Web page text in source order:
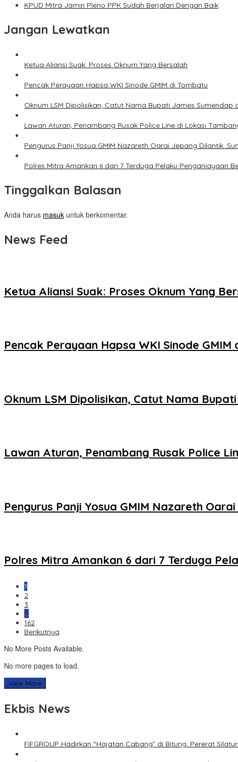
KPUD Mitra Jamin Pleno PPK Sudah Berjalan Dengan Baik
Jangan Lewatkan
Ketua Aliansi Suak: Proses Oknum Yang Bersalah
Pencak Perayaan Hapsa WKI Sinode GMIM di Tombatu
Oknum LSM Dipolisikan, Catut Nama Bupati James Sumendap
Lawan Aturan, Penambang Rusak Police Line di Lokasi
Pengurus Panji Yosua GMIM Nazareth Oarai Jepang Dilantik.
Polres Mitra Amankan 6 dari 7 Terduga Pelaku Penganiayaan
Tinggalkan Balasan
Anda harus masuk untuk berkomentar.
News Feed
Ketua Aliansi Suak: Proses Oknum Yang
Pencak Perayaan Hapsa WKI Sinode GMIM
Oknum LSM Dipolisikan, Catut Nama
Lawan Aturan, Penambang Rusak Police
Pengurus Panji Yosua GMIM Nazareth
Polres Mitra Amankan 6 dari 7 Terduga
1
2
3
…
162
Berikutnya
No More Posts Available.
No more pages to load.
View More
Ekbis News
FIFGROUP Hadirkan “Hajatan Cabang” di Bitung: Pererat